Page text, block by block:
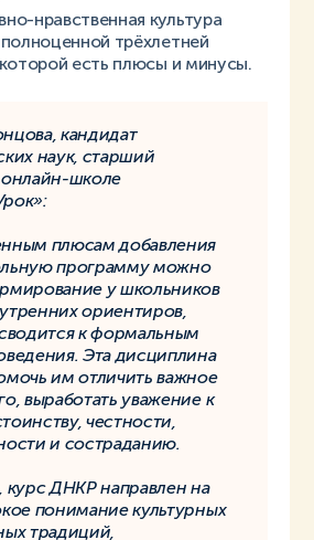
нравственная культура
трёхлетней
есть плюсы и минусы.
кандидат
наук, старший
школе
плюсам добавления
программу можно
у школьников
ориентиров,
к формальным
Эта дисциплина
им отличить важное
выработать уважение к
честности,
и состраданию.
курс ДНКР направлен на
понимание культурных
традиций,